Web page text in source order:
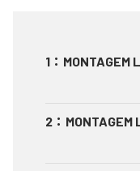
1 ： MONTAGEM
2 ：